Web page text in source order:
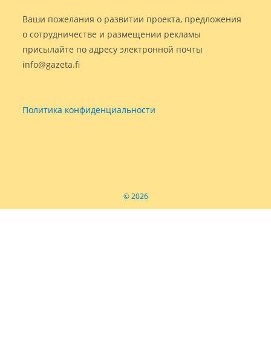
Ваши пожелания о развитии проекта, предложения
о сотрудничестве и размещении рекламы
присылайте по адресу электронной почты
info@gazeta.fi
Политика конфиденциальности
© 2026